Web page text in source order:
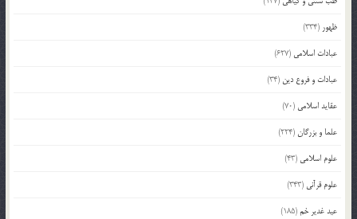
ظهور (334)
عبادات اسلامی (627)
عبادات و فروع دین (34)
عقاید اسلامی (70)
علما و بزرگان(224)
علوم اسلامی (43)
علوم قرآنی (343)
عید غدیر خم(185)